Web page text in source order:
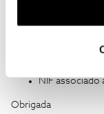
(cookies de
utilização dos
Vamos, no entanto,
Envie-nos, por
NIF associado
Obrigada